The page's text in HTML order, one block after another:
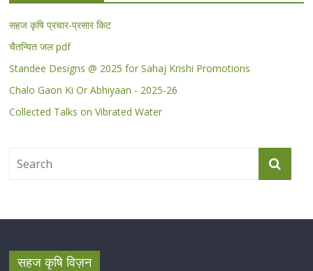
सहज कृषि प्रचार-प्रसार किट
चैतन्यित जल pdf
Standee Designs @ 2025 for Sahaj Krishi Promotions
Chalo Gaon Ki Or Abhiyaan - 2025-26
Collected Talks on Vibrated Water
सहज कृषि विज़न